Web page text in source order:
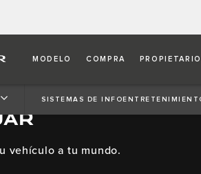
MODELO COMPRA
SISTEMAS DE
vehículo a tu mundo.